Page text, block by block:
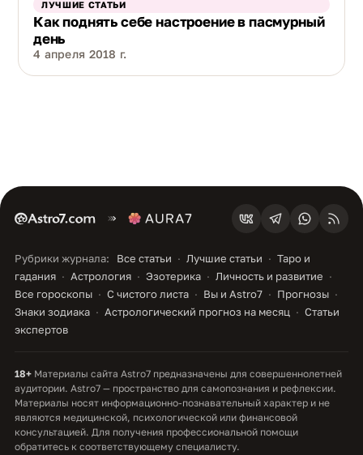
ЛУЧШИЕ СТАТЬИ
Как поднять себе настроение в пасмурный
день
4 апреля 2018 г.
Рубрики журнала: Все статьи Лучшие статьи
Таро и
гадания
Астрология Эзотерика
Личность и развитие
Все гороскопы
С чистого листа Вы и Astro7
Прогнозы
Знаки зодиака
Астрологический прогноз на месяц
Статьи
экспертов
18+ Материалы сайта Astro7 предназначены для совершеннолетней
аудитории. Astro7 — пространство для самопознания и рефлексии.
Материалы носят информационно-познавательный характер и не
являются медицинской, психологической или финансовой
консультацией. Для получения профессиональной помощи
обратитесь к соответствующему специалисту.